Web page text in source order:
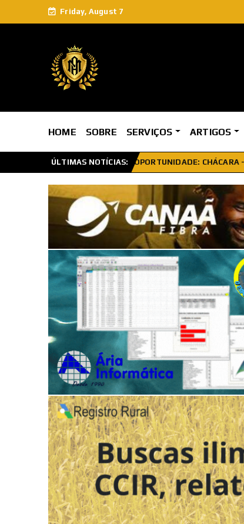
Friday, August 7
HOME SOBRE SERVIÇOS ARTIGOS
ÚLTIMAS NOTÍCIAS:
CHÁCARA - ST. HAB.TORORÓ - DF140 - KM11 - 2ha - Um